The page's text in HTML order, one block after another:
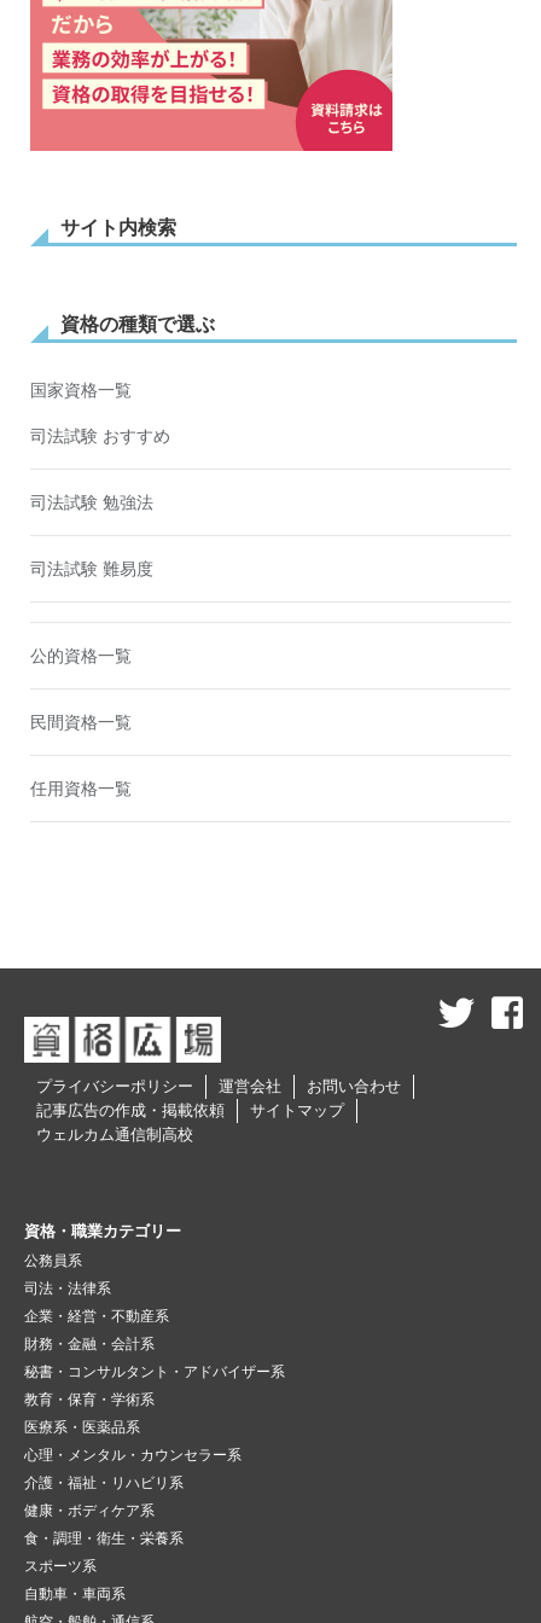
サイト内検索
資格の種類で選ぶ
国家資格一覧
司法試験 おすすめ
司法試験 勉強法
司法試験 難易度
公的資格一覧
民間資格一覧
任用資格一覧
プライバシーポリシー 運営会社
お問い合わせ
記事広告の作成・掲載依頼
サイトマップ
ウェルカム通信制高校
資格・職業カテゴリー
公務員系
司法・法律系
企業・経営・不動産系
財務・金融・会計系
秘書・コンサルタント・アドバイザー系
教育・保育・学術系
医療系・医薬品系
心理・メンタル・カウンセラー系
介護・福祉・リハビリ系
健康・ボディケア系
食・調理・衛生・栄養系
スポーツ系
自動車・車両系